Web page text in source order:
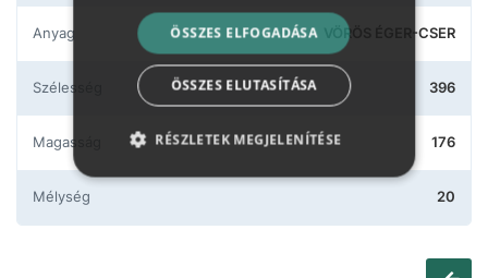
Anyag VÖRÖS ÉGER-CSER
Szélesség 396
Magasság 176
Mélység 20
ÖSSZES ELFOGADÁSA
ÖSSZES ELUTASÍTÁSA
RÉSZLETEK MEGJELENÍTÉSE